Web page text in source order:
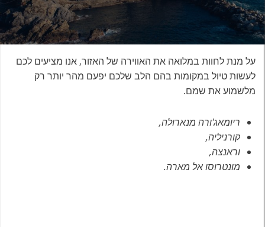
על מנת לחוות במלואה את האווירה של האזור, אנו מציעים לכם
לעשות טיול במקומות בהם הלב שלכם יפעם מהר יותר רק
מלשמוע את שמם.
ריומאג'ורה מנארולה,
קורניליה,
וראנצה,
מונטרוסו אל מארה.